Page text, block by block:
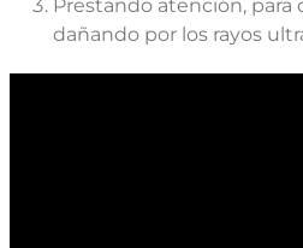
Prestando atención, para
dañando por los rayos